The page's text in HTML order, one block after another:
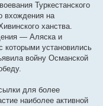
Туркестанского
вхождения на
ханства.
— Аляска и
установились
войну Османской
для более
наиболее активной